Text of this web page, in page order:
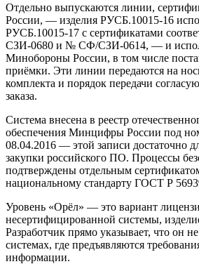
Отдельно выпускаются линии,
России, — изделия РУСБ.10015-16
РУСБ.10015-17 с сертификатами
СЗИ-0680 и № СФ/СЗИ-0614, — и
Минобороны России, в том числе
приёмки. Эти линии передаются на
комплекта и порядок передачи
заказа.
Система внесена в реестр
обеспечения Минцифры России под
08.04.2016 — этой записи достаточно
закупки российского ПО. Процессы
подтверждены отдельным
национальному стандарту ГОСТ Р
Уровень «Орёл» — это вариант
несертифицированной системы,
Разработчик прямо указывает, что он
системах, где предъявляются
информации.